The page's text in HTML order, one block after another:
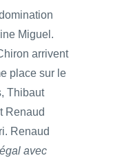
Miguel.
arrivent
place sur le
Thibaut
Renaud
Renaud
avec